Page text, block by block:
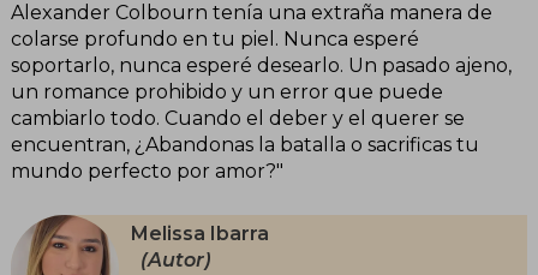
Alexander Colbourn tenía una extraña manera de
colarse profundo en tu piel. Nunca esperé
soportarlo, nunca esperé desearlo. Un pasado ajeno,
un romance prohibido y un error que puede
cambiarlo todo. Cuando el deber y el querer se
encuentran, ¿Abandonas la batalla o sacrificas tu
mundo perfecto por amor?"
Melissa Ibarra
(Autor)